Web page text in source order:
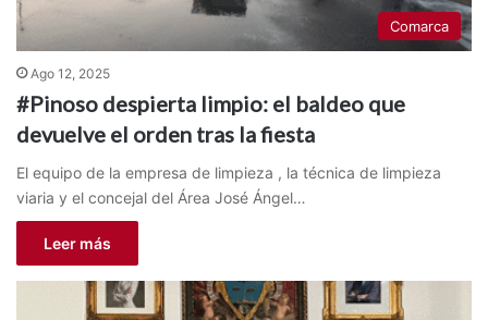
Comarca
Ago 12, 2025
#Pinoso despierta limpio: el baldeo que
devuelve el orden tras la fiesta
El equipo de la empresa de limpieza , la técnica de limpieza
viaria y el concejal del Área José Ángel…
Leer más